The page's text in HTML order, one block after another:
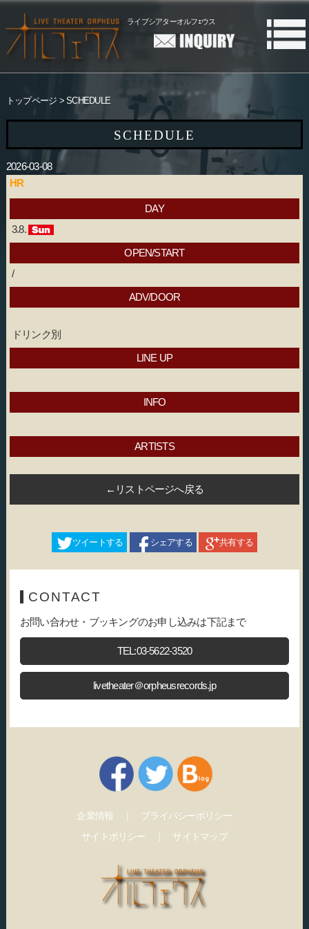
ライブシアターオルフｪウス
トップページ SCHEDULE
SCHEDULE
2026-03-08
HR
DAY
3.8.
OPEN/START
/
ADV/DOOR
ドリンク別
LINE UP
INFO
ARTISTS
←リストページへ戻る
ツイートする シェアする 共有する
CONTACT
お問い合わせ・ブッキングのお申し込みは下記まで
TEL:03-5622-3520
livetheater＠orpheusrecords.jp
企業情報
プライバシーポリシー
サイトポリシー
サイトマップ